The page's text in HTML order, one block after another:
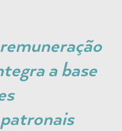
a base